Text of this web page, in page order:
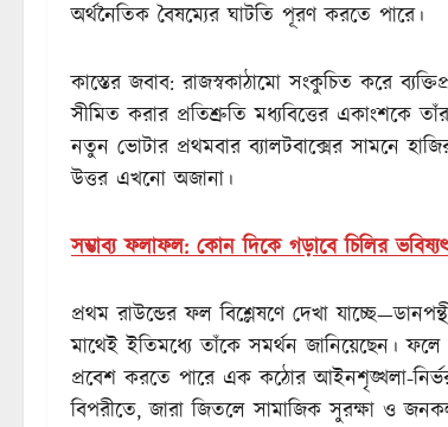
অর্থনৈতিক বৈষম্যের ঘাটতি পূরণ করতে পারে।
কাস্তের জবাব: রাজস্বকাঠামো সংকুচিত করে
সীমিত করার প্রতিশ্রুতি মধ্যবিত্তের একাংশকে
নতুন ভোটার প্রথমবার ব্যালটবাক্সের সামনে
উত্তর এখনো অজানা।
সম্ভাব্য ফলাফল: কোন দিকে গড়াবে চিলির ভবিষ্যৎ
প্রথম রাউন্ডের ফল বিশ্লেষণে দেখা
মাথেই ইতিমধ্যে তাঁকে সমর্থন জানিয়েছেন।
প্রবেশ করতে পারে এক কঠোর আইনশৃঙ্খলা-নির্ভর
বিপরীতে, জারা জিতলে সামাজিক সুরক্ষা ও